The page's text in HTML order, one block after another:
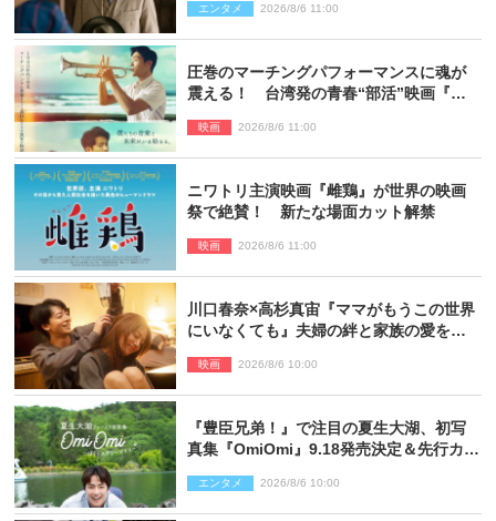
しなよ！」
エンタメ 2026/8/6 11:00
圧巻のマーチングパフォーマンスに魂が
震える！ 台湾発の青春“部活”映画『進
映画 2026/8/6 11:00
ニワトリ主演映画『雌鶏』が世界の映画
祭で絶賛！ 新たな場面カット解禁
映画 2026/8/6 11:00
川口春奈×高杉真宙『ママがもうこの世界
にいなくても』夫婦の絆と家族の愛を映
映画 2026/8/6 10:00
『豊臣兄弟！』で注目の夏生大湖、初写
真集『OmiOmi』9.18発売決定＆先行カッ
エンタメ 2026/8/6 10:00